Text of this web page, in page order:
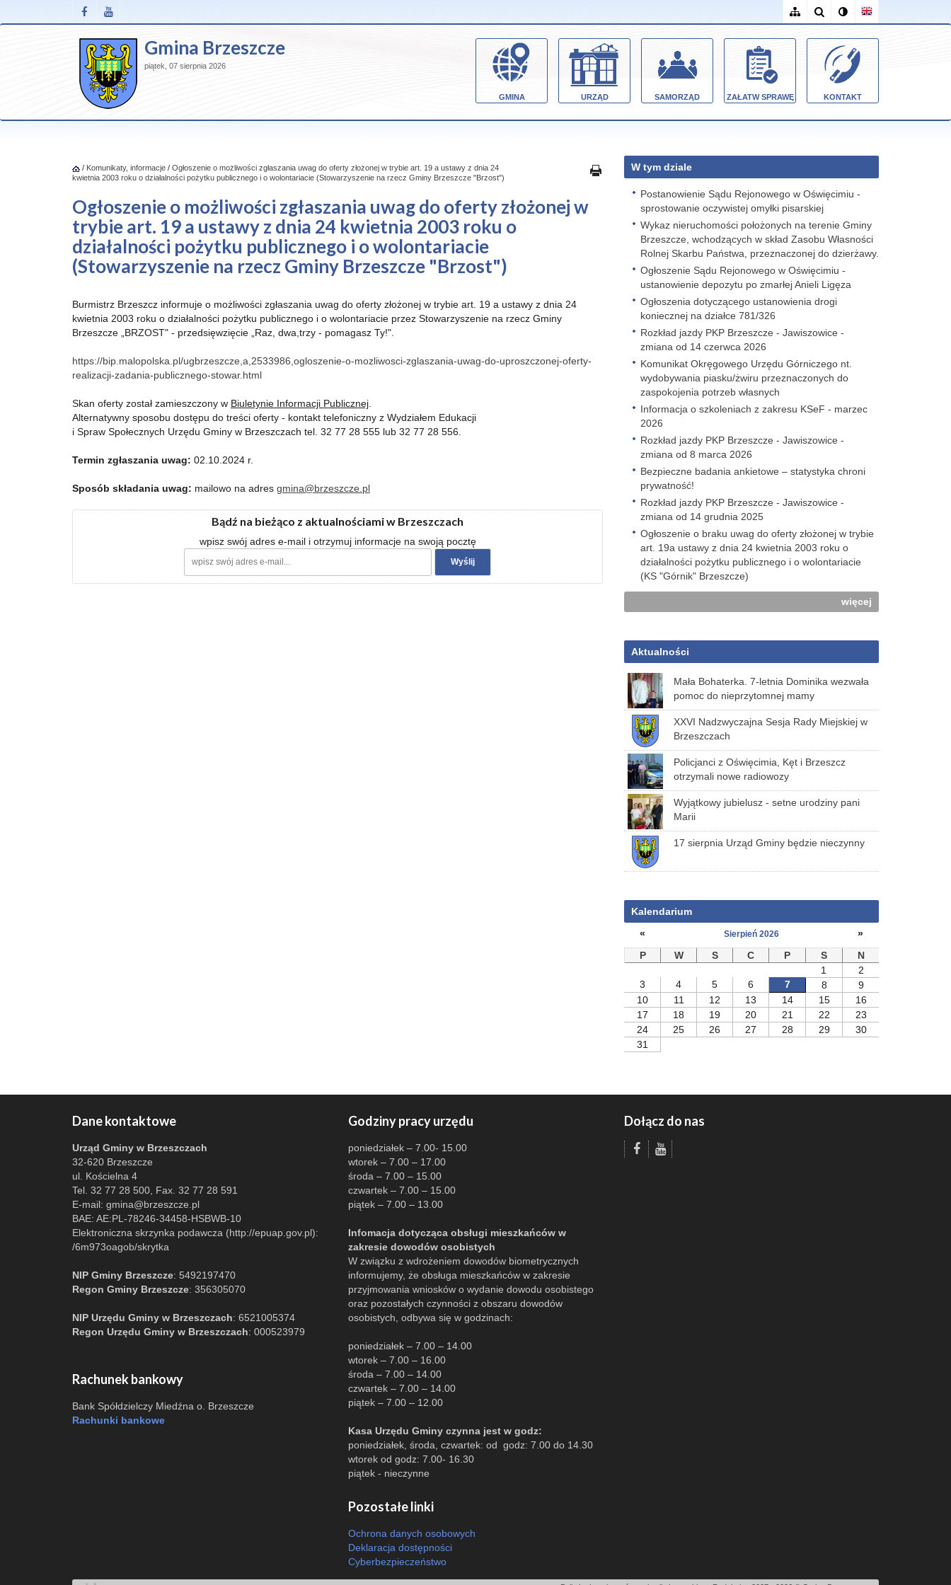
Gmina Brzeszcze
piątek, 07 sierpnia 2026
GMINA URZĄD SAMORZĄD ZAŁATW SPRAWĘ KONTAKT
/ Komunikaty, informacje / Ogłoszenie o możliwości zgłaszania uwag do oferty złożonej w trybie art. 19 a ustawy z dnia 24
kwietnia 2003 roku o działalności pożytku publicznego i o wolontariacie (Stowarzyszenie na rzecz Gminy Brzeszcze "Brzost")
Ogłoszenie o możliwości zgłaszania uwag do oferty złożonej w
trybie art. 19 a ustawy z dnia 24 kwietnia 2003 roku o
działalności pożytku publicznego i o wolontariacie
(Stowarzyszenie na rzecz Gminy Brzeszcze "Brzost")
Burmistrz Brzeszcz informuje o możliwości zgłaszania uwag do oferty złożonej w trybie art. 19 a ustawy z dnia 24
kwietnia 2003 roku o działalności pożytku publicznego i o wolontariacie przez Stowarzyszenie na rzecz Gminy
Brzeszcze „BRZOST" - przedsięwzięcie „Raz, dwa,trzy - pomagasz Ty!".
https://bip.malopolska.pl/ugbrzeszcze,a,2533986,ogloszenie-o-mozliwosci-zglaszania-uwag-do-uproszczonej-oferty-
realizacji-zadania-publicznego-stowar.html
Skan oferty został zamieszczony w Biuletynie Informacji Publicznej
Alternatywny sposobu dostępu do treści oferty - kontakt telefoniczny z Wydziałem Edukacji
i Spraw Społecznych Urzędu Gminy w Brzeszczach tel. 32 77 28 555 lub 32 77 28 556.
Termin zgłaszania uwag: 02.10.2024 r.
Sposób składania uwag: mailowo na adres gmina@brzeszcze.pl
Bądź na bieżąco z aktualnościami w Brzeszczach
wpisz swój adres e-mail i otrzymuj informacje na swoją pocztę
W tym dziale
Postanowienie Sądu Rejonowego w Oświęcimiu -
sprostowanie oczywistej omyłki pisarskiej
Wykaz nieruchomości położonych na terenie Gminy
Brzeszcze, wchodzących w skład Zasobu Własności
Rolnej Skarbu Państwa, przeznaczonej do dzierżawy.
Ogłoszenie Sądu Rejonowego w Oświęcimiu -
ustanowienie depozytu po zmarłej Anieli Ligęza
Ogłoszenia dotyczącego ustanowienia drogi
koniecznej na działce 781/326
Rozkład jazdy PKP Brzeszcze - Jawiszowice -
zmiana od 14 czerwca 2026
Komunikat Okręgowego Urzędu Górniczego nt.
wydobywania piasku/żwiru przeznaczonych do
zaspokojenia potrzeb własnych
Informacja o szkoleniach z zakresu KSeF - marzec
2026
Rozkład jazdy PKP Brzeszcze - Jawiszowice -
zmiana od 8 marca 2026
Bezpieczne badania ankietowe – statystyka chroni
prywatność!
Rozkład jazdy PKP Brzeszcze - Jawiszowice -
zmiana od 14 grudnia 2025
Ogłoszenie o braku uwag do oferty złożonej w trybie
art. 19a ustawy z dnia 24 kwietnia 2003 roku o
działalności pożytku publicznego i o wolontariacie
(KS "Górnik" Brzeszcze)
więcej
Aktualności
Mała Bohaterka. 7-letnia Dominika wezwała
pomoc do nieprzytomnej mamy
XXVI Nadzwyczajna Sesja Rady Miejskiej w
Brzeszczach
Policjanci z Oświęcimia, Kęt i Brzeszcz
otrzymali nowe radiowozy
Wyjątkowy jubielusz - setne urodziny pani
Marii
17 sierpnia Urząd Gminy będzie nieczynny
Kalendarium
«
Sierpień 2026
»
P
W S C P S
N
1
2
3
4 5 6 7 8
9
10
11 12 13 14 15
16
17
18 19 20 21 22
23
24
25 26 27 28 29
30
31
Dane kontaktowe
Urząd Gminy w Brzeszczach
32-620 Brzeszcze
ul. Kościelna 4
Tel. 32 77 28 500, Fax. 32 77 28 591
E-mail: gmina@brzeszcze.pl
BAE: AE:PL-78246-34458-HSBWB-10
Elektroniczna skrzynka podawcza (http://epuap.gov.pl):
/6m973oagob/skrytka
NIP Gminy Brzeszcze: 5492197470
Regon Gminy Brzeszcze: 356305070
NIP Urzędu Gminy w Brzeszczach: 6521005374
Regon Urzędu Gminy w Brzeszczach: 000523979
Rachunek bankowy
Bank Spółdzielczy Miedźna o. Brzeszcze
Rachunki bankowe
Godziny pracy urzędu
poniedziałek – 7.00- 15.00
wtorek – 7.00 – 17.00
środa – 7.00 – 15.00
czwartek – 7.00 – 15.00
piątek – 7.00 – 13.00
Infomacja dotycząca obsługi mieszkańców w
zakresie dowodów osobistych
W związku z wdrożeniem dowodów biometrycznych
informujemy, że obsługa mieszkańców w zakresie
przyjmowania wniosków o wydanie dowodu osobistego
oraz pozostałych czynności z obszaru dowodów
osobistych, odbywa się w godzinach:
poniedziałek – 7.00 – 14.00
wtorek – 7.00 – 16.00
środa – 7.00 – 14.00
czwartek – 7.00 – 14.00
piątek – 7.00 – 12.00
Kasa Urzędu Gminy czynna jest w godz:
poniedziałek, środa, czwartek: od godz: 7.00 do 14.30
wtorek od godz: 7.00- 16.30
piątek - nieczynne
Pozostałe linki
Ochrona danych osobowych
Deklaracja dostępności
Cyberbezpieczeństwo
Dołącz do nas